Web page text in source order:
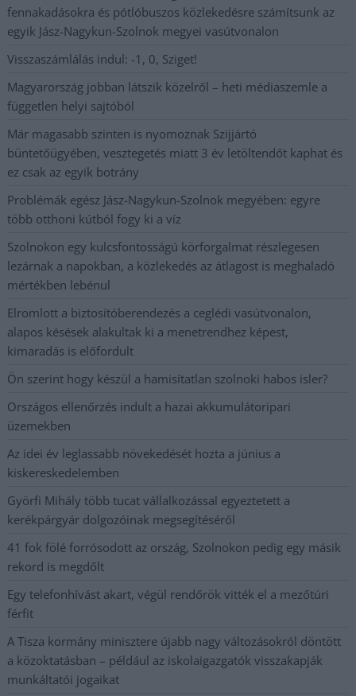
fennakadásokra és pótlóbuszos közlekedésre számítsunk az
egyik Jász-Nagykun-Szolnok megyei vasútvonalon
Visszaszámlálás indul: -1, 0, Sziget!
Magyarország jobban látszik közelről – heti médiaszemle a
független helyi sajtóból
Már magasabb szinten is nyomoznak Szijjártó
büntetőügyében, vesztegetés miatt 3 év letöltendőt kaphat és
ez csak az egyik botrány
Problémák egész Jász-Nagykun-Szolnok megyében: egyre
több otthoni kútból fogy ki a víz
Szolnokon egy kulcsfontosságú körforgalmat részlegesen
lezárnak a napokban, a közlekedés az átlagost is meghaladó
mértékben lebénul
Elromlott a biztosítóberendezés a ceglédi vasútvonalon,
alapos késések alakultak ki a menetrendhez képest,
kimaradás is előfordult
Ön szerint hogy készül a hamisítatlan szolnoki habos isler?
Országos ellenőrzés indult a hazai akkumulátoripari
üzemekben
Az idei év leglassabb növekedését hozta a június a
kiskereskedelemben
Györfi Mihály több tucat vállalkozással egyeztetett a
kerékpárgyár dolgozóinak megsegítéséről
41 fok fölé forrósodott az ország, Szolnokon pedig egy másik
rekord is megdőlt
Egy telefonhívást akart, végül rendőrök vitték el a mezőtúri
férfit
A Tisza kormány minisztere újabb nagy változásokról döntött
a közoktatásban – például az iskolaigazgatók visszakapják
munkáltatói jogaikat